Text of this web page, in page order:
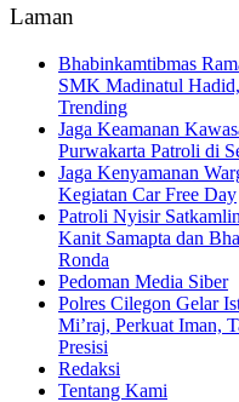
Laman
Bhabinkamtibmas
SMK Madinatul
Trending
Jaga Keamanan
Purwakarta Patroli di
Jaga Kenyamanan
Kegiatan Car Free Day
Patroli Nyisir
Kanit Samapta dan
Ronda
Pedoman Media Siber
Polres Cilegon Gelar
Mi’raj, Perkuat Iman,
Presisi
Redaksi
Tentang Kami